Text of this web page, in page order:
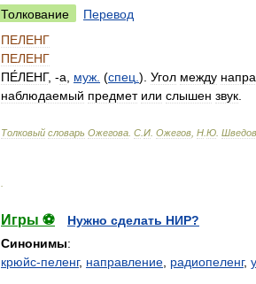
Толкование
Перевод
ПЕЛЕНГ
ПЕЛЕНГ
ПЕ́ЛЕНГ, -а муж (спец ). Угол между
наблюдаемый предмет или слышен звук
Толковый словарь Ожегова С И Ожегов Н Ю
Игры ⚽
Нужно сделать НИР?
Синонимы:
крюйс-пеленг, направление радиопеленг,